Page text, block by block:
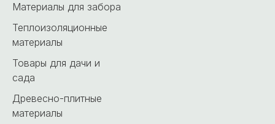
Материалы для забора
Теплоизоляционные
материалы
Товары для дачи и
сада
Древесно-плитные
материалы